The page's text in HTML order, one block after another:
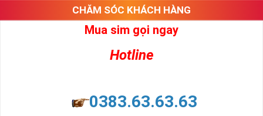
như sự sắp xếp của các con số trong sim.
Ý nghĩa sim tứ quý 2
nhiều thành công, thăng tiến hơn.
CHĂM SÓC KHÁCH HÀNG
Mua sim gọi ngay
Hotline
0383.63.63.63